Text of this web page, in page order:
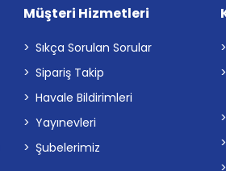
Müşteri Hizmetleri
Sıkça Sorulan Sorular
Sipariş Takip
Havale Bildirimleri
Yayınevleri
Şubelerimiz